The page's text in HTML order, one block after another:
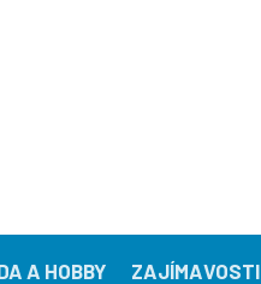
A HOBBY ZAJÍMAVOSTI